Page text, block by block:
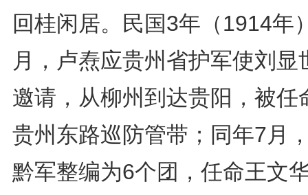
回桂闲居。民国3年（1914年
月，卢焘应贵州省护军使刘显
邀请，从柳州到达贵阳，被任
贵州东路巡防管带；同年7月
黔军整编为6个团，任命王文